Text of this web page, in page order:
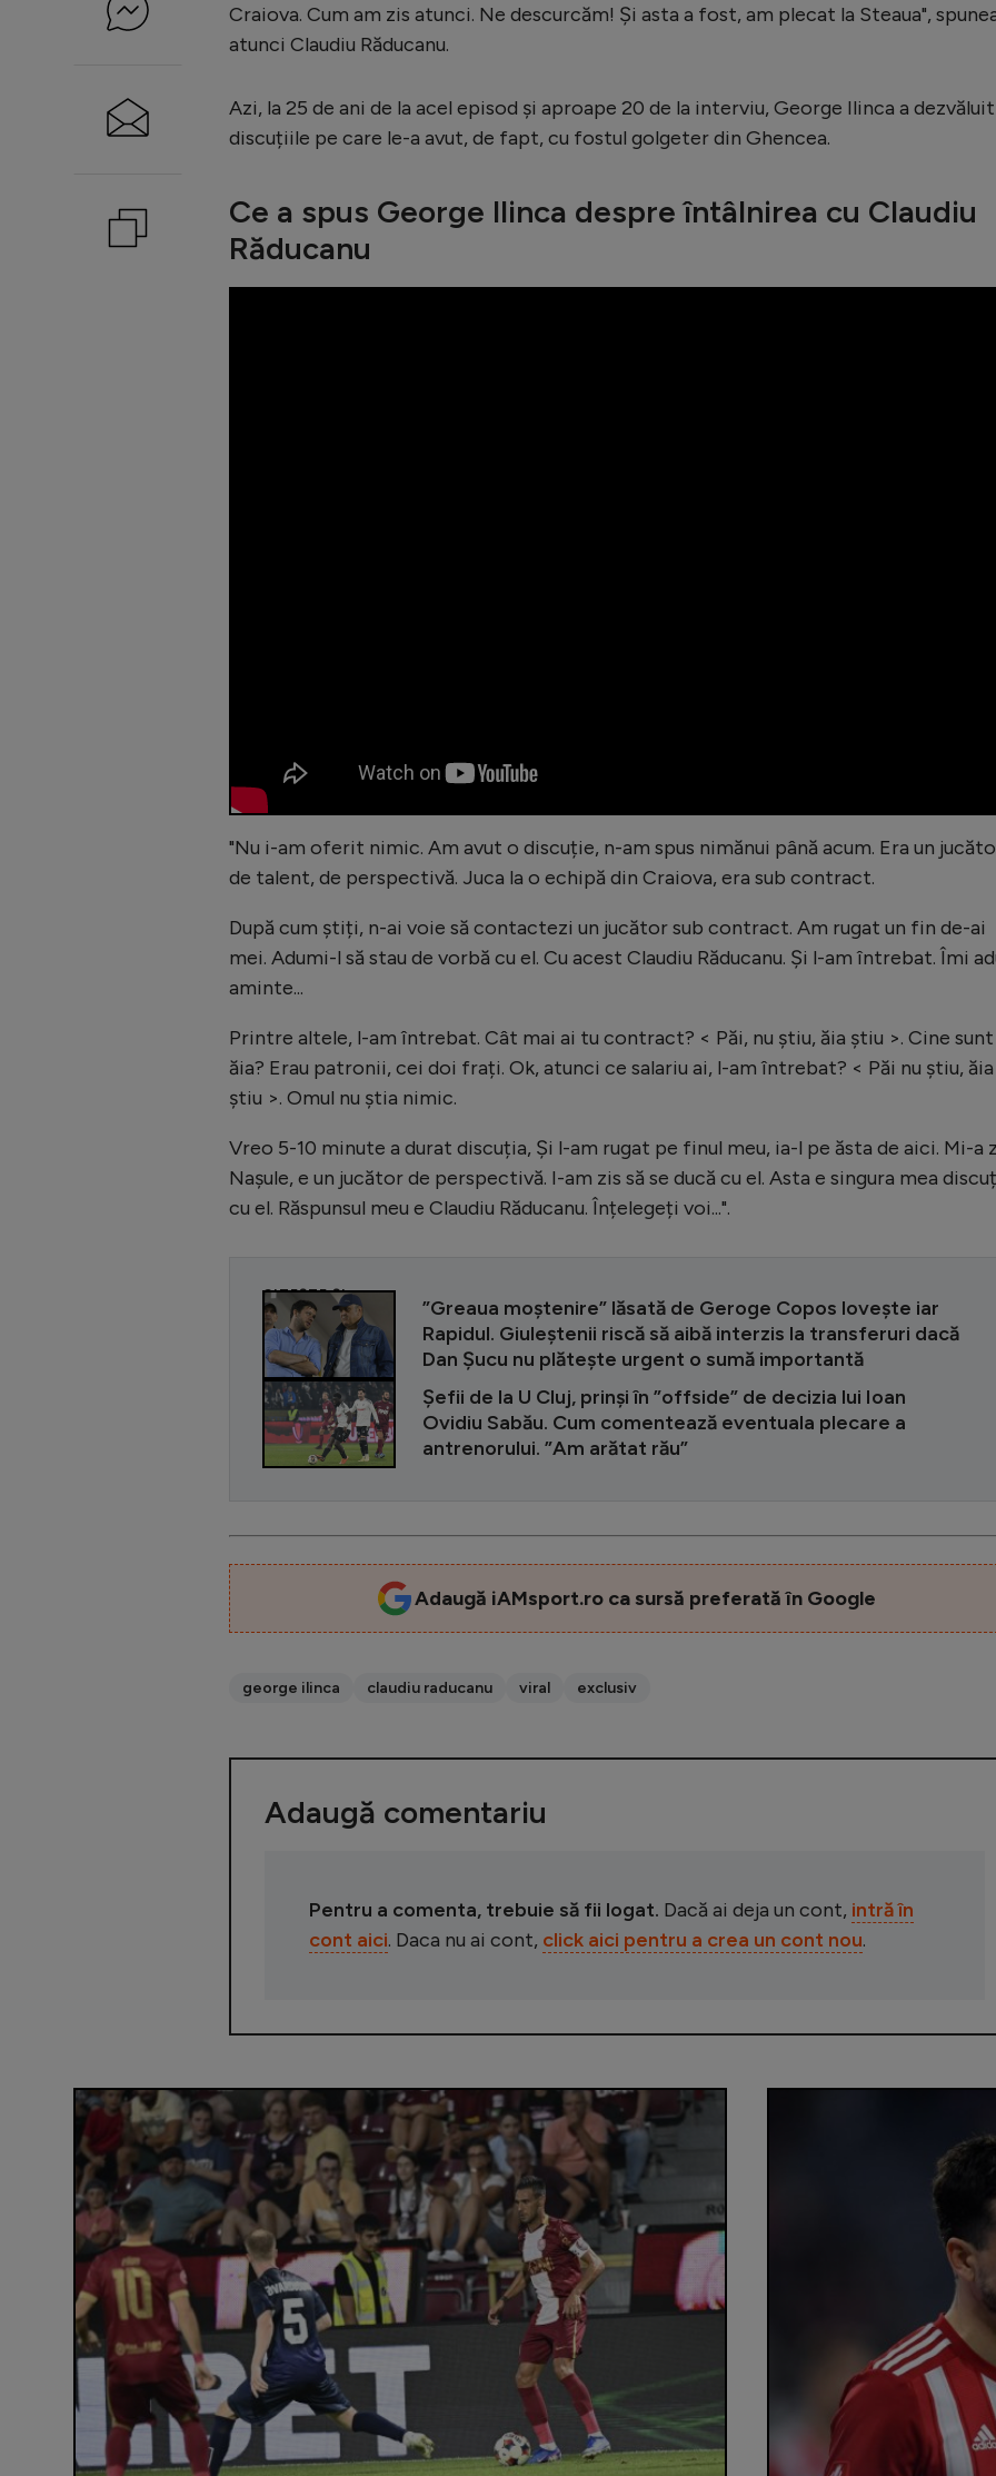
Craiova. Cum am zis atunci. Ne descurcăm! Și asta a fost, am plecat la Steaua",
atunci Claudiu Răducanu.
Azi, la 25 de ani de la acel episod și aproape 20 de la interviu, George Ilinca a dezvăluit
discuțiile pe care le-a avut, de fapt, cu fostul golgeter din Ghencea.
Ce a spus George Ilinca despre întâlnirea cu Claudiu
Răducanu
"Nu i-am oferit nimic. Am avut o discuție, n-am spus nimănui până acum. Era un
de talent, de perspectivă. Juca la o echipă din Craiova, era sub contract.
După cum știți, n-ai voie să contactezi un jucător sub contract. Am rugat un fin de-ai
mei. Adumi-l să stau de vorbă cu el. Cu acest Claudiu Răducanu. Și l-am întrebat. Îmi
aminte...
Printre altele, l-am întrebat. Cât mai ai tu contract? < Păi, nu știu, ăia știu >. Cine sunt
ăia? Erau patronii, cei doi frați. Ok, atunci ce salariu ai, l-am întrebat? < Păi nu știu, ăia
știu >. Omul nu știa nimic.
Vreo 5-10 minute a durat discuția, Și l-am rugat pe finul meu, ia-l pe ăsta de aici. Mi-a
Nașule, e un jucător de perspectivă. I-am zis să se ducă cu el. Asta e singura mea
cu el. Răspunsul meu e Claudiu Răducanu. Înțelegeți voi...".
CITEȘTE ȘI
”Greaua moștenire” lăsată de Geroge Copos lovește iar
Rapidul. Giuleștenii riscă să aibă interzis la transferuri dacă
Dan Șucu nu plătește urgent o sumă importantă
Șefii de la U Cluj, prinși în ”offside” de decizia lui Ioan
Ovidiu Sabău. Cum comentează eventuala plecare a
antrenorului. ”Am arătat rău”
Adaugă iAMsport.ro ca sursă preferată în Google
george ilinca claudiu raducanu viral exclusiv
Adaugă comentariu
Pentru a comenta, trebuie să fii logat. Dacă ai deja un cont, intră în
cont aici. Daca nu ai cont, click aici pentru a crea un cont nou.